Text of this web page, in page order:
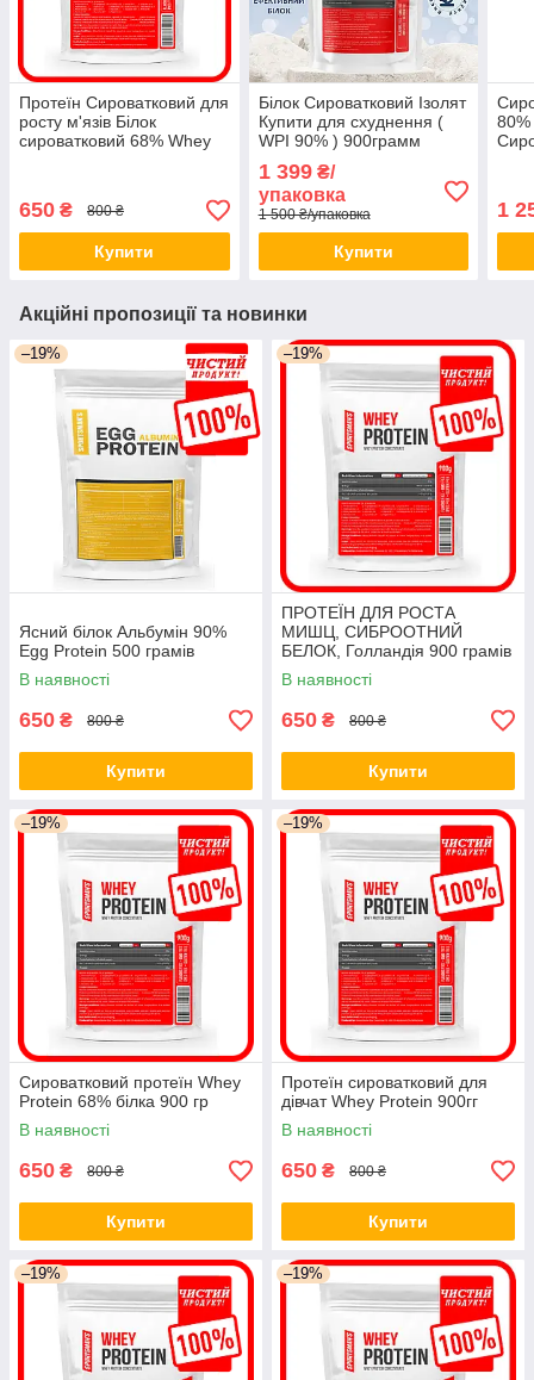
Протеїн Сироватковий для
росту м'язів Білок
сироватковий 68% Whey
650 ₴ 800 ₴
Купити
Білок Сироватковий Ізолят
Купити для схуднення (
WPI 90% ) 900грамм
1 399₴/
упаковка
1 500 ₴/упаковка
Купити
80%
1
Акційні пропозиції та новинки
–19%
Ясний білок Альбумін 90%
Egg Protein 500 грамів
В наявності
650 ₴ 800 ₴
Купити
–19%
ПРОТЕЇН ДЛЯ РОСТА
МИШЦ, СИБРООТНИЙ
БЕЛОК, Голландія 900 грамів
В наявності
650 ₴ 800 ₴
Купити
–19%
Сироватковий протеїн Whey
Protein 68% білка 900 гр
В наявності
650 ₴ 800 ₴
Купити
–19%
Протеїн сироватковий для
дівчат Whey Protein 900гг
В наявності
650 ₴ 800 ₴
Купити
–19% –19%